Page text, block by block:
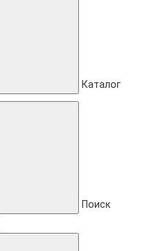
Каталог
Поиск